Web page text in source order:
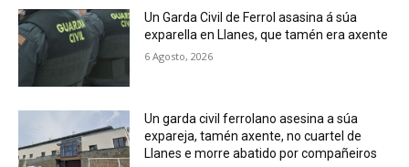
Un Garda Civil de Ferrol asasina á súa
exparella en Llanes, que tamén era axente
6 Agosto, 2026
Un garda civil ferrolano asesina a súa
expareja, tamén axente, no cuartel de
Llanes e morre abatido por compañeiros